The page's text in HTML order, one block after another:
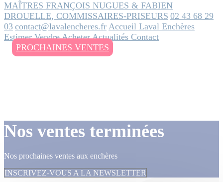
MAÎTRES FRANÇOIS NUGUES & FABIEN
DROUELLE, COMMISSAIRES-PRISEURS 02 43 68 29
03 contact@lavalencheres.fr Accueil Laval Enchères
EstimerVendreAcheterActualités Contact
PROCHAINES VENTES
Nos ventes terminées
Nos prochaines ventes aux enchères
INSCRIVEZ-VOUS A LA NEWSLETTER